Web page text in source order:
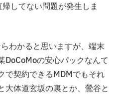
してない問題が発生しま
わかると思いますが、端末
DoCoMoの安心パックなんて
で契約できるMDMでもそれ
大体道玄坂の裏とか、鶯谷と